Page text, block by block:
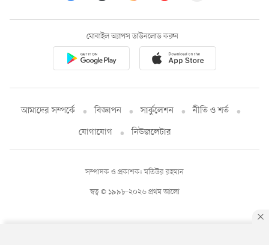
মোবাইল অ্যাপস ডাউনলোড করুন
আমাদের সম্পর্কে বিজ্ঞাপন সার্কুলেশন
নীতি ও শর্ত
যোগাযোগ
নিউজলেটার
স্বত্ব © ১৯৯৮-২০২৬ প্রথম আলো
সম্পাদক ও প্রকাশক: মতিউর রহমান